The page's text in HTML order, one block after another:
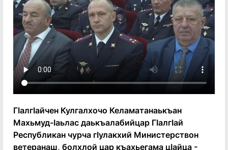
ГӏалгӀайчен Кулгалхочо Келаматанаькъан
Махьмуд-Ӏаьлас даькъалабийцар ГӏалгӀай
Республикан чурча гӀулакхий Министерствон
ветеранаш, болхлой цар къахьегама цӀайца -